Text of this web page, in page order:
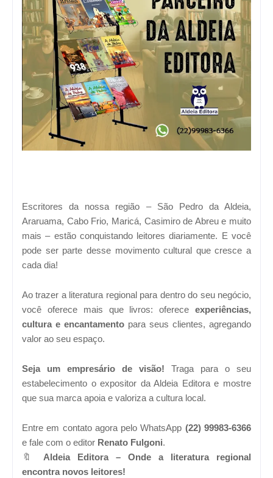
Escritores da nossa região – São Pedro da Aldeia,
Araruama, Cabo Frio, Maricá, Casimiro de Abreu e muito
mais – estão conquistando leitores diariamente. E você
pode ser parte desse movimento cultural que cresce a
cada dia!
Ao trazer a literatura regional para dentro do seu negócio,
você oferece mais que livros: oferece experiências,
cultura e encantamento para seus clientes, agregando
valor ao seu espaço.
Seja um empresário de visão! Traga para o seu
estabelecimento o expositor da Aldeia Editora e mostre
que sua marca apoia e valoriza a cultura local.
Entre em contato agora pelo WhatsApp (22) 99983-6366
e fale com o editor Renato Fulgoni.
🔖 Aldeia Editora – Onde a literatura regional
encontra novos leitores!